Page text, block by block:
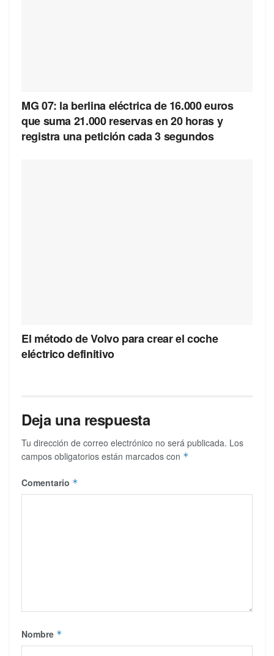
MG 07: la berlina eléctrica de 16.000 euros
que suma 21.000 reservas en 20 horas y
registra una petición cada 3 segundos
El método de Volvo para crear el coche
eléctrico definitivo
Deja una respuesta
Tu dirección de correo electrónico no será publicada. Los
campos obligatorios están marcados con *
Comentario *
Nombre *